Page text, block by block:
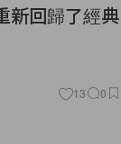
新回歸了經典
13 0